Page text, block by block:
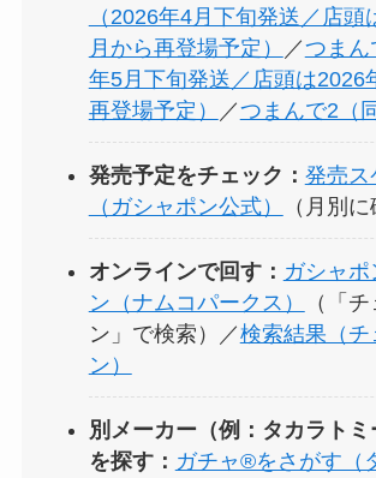
（2026年4月下旬発送／店頭
月から再登場予定）
／つまん
年5月下旬発送／店頭は2026
再登場予定）
／つまんで2（
発売予定をチェック： 発売ス
（ガシャポン公式）
（月別に
オンラインで回す： ガシャポ
ン（ナムコパークス）
（「
ン」で検索）／検索結果（チ
ン）
別メーカー（例：タカラトミ
を探す： ガチャ®をさがす（